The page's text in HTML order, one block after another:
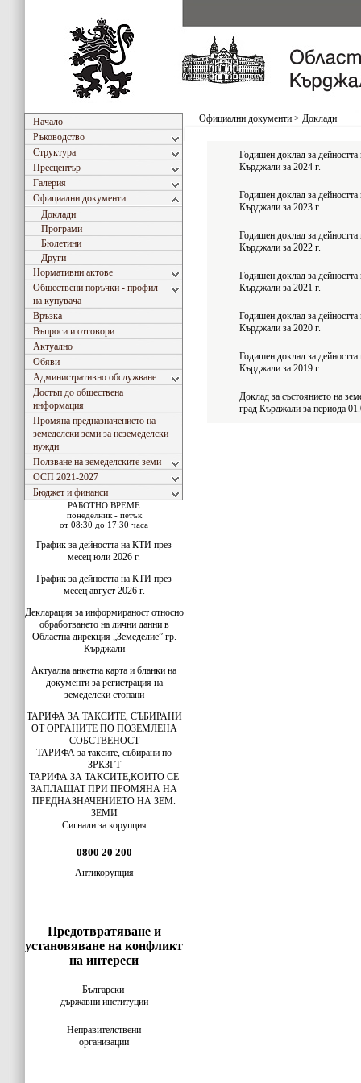
Начало
Ръководство
Структура
Пресцентър
Галерия
Официални документи
Доклади
Програми
Бюлетини
Други
Нормативни актове
Обществени поръчки - профил
на купувача
Връзка
Въпроси и отговори
Актуално
Обяви
Административно обслужване
Достъп до обществена
информация
Промяна предназначението на
земеделски земи за неземеделски
нужди
Ползване на земеделските земи
ОСП 2021-2027
Бюджет и финанси
РАБОТНО ВРЕМЕ
понеделник - петък
от 08:30 до 17:30 часа
График за дейността на КТИ през
месец юли 2026 г.
График за дейността на КТИ през
месец август 2026 г.
Декларация за информираност относно
обработването на лични данни в
Областна дирекция „Земеделие” гр.
Кърджали
Актуална анкетна карта и бланки на
документи за регистрация на
земеделски стопани
ТАРИФА ЗА ТАКСИТЕ, СЪБИРАНИ
ОТ ОРГАНИТЕ ПО ПОЗЕМЛЕНА
СОБСТВЕНОСТ
ТАРИФА за таксите, събирани по
ЗРКЗГТ
ТАРИФА ЗА ТАКСИТЕ,КОИТО СЕ
ЗАПЛАЩАТ ПРИ ПРОМЯНА НА
ПРЕДНАЗНАЧЕНИЕТО НА ЗЕМ.
ЗЕМИ
Сигнали за корупция
0800 20 200
Антикорупция
Предотвратяване и
установяване на конфликт
на интереси
Български
държавни институции
Неправителствени
организации
Официални документи > Доклади
Годишен доклад за
Кърджали за 2024 г.
Годишен доклад за
Кърджали за 2023 г.
Годишен доклад за
Кърджали за 2022 г.
Годишен доклад за
Кърджали за 2021 г.
Годишен доклад за
Кърджали за 2020 г.
Годишен доклад за
Кърджали за 2019 г.
Доклад за състоянието на
град Кърджали за периода